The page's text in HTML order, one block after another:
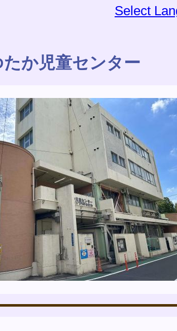
Select
たか児童センター